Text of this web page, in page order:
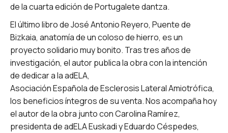
de la cuarta edición de Portugalete dantza.
El último libro de José Antonio Reyero, Puente de
Bizkaia, anatomía de un coloso de hierro, es un
proyecto solidario muy bonito. Tras tres años de
investigación, el autor publica la obra con la intención
de dedicar a la adELA,
Asociación Española de Esclerosis Lateral Amiotrófica,
los beneficios íntegros de su venta. Nos acompaña hoy
el autor de la obra junto con Carolina Ramírez,
presidenta de adELA Euskadi y Eduardo Céspedes,